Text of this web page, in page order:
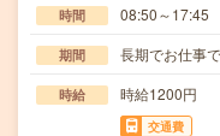
時間 08:50～17:45
期間 長期でお仕事
時給 時給1200円
交通費